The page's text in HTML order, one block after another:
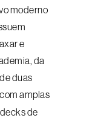
moderno
e
da
duas
amplas
de